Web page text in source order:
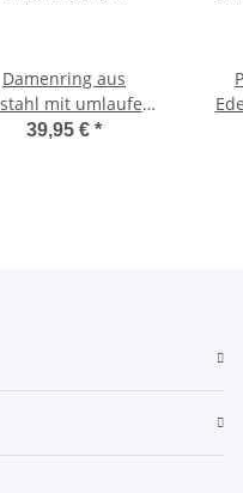
Damenring aus
mit umlaufend
und Gravur
39,95 € *